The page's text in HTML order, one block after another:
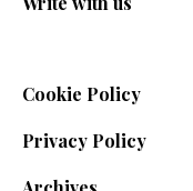
Cookie Policy
Privacy Policy